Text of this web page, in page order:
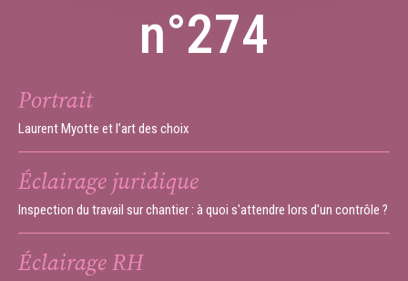
n°274
Portrait
Laurent Myotte et l’art des choix
Éclairage juridique
Inspection du travail sur chantier : à quoi s'attendre lors d'un contrôle ?
Éclairage RH